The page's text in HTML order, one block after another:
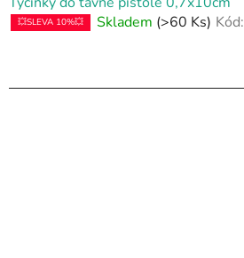
💥SLEVA 10%💥 Skladem (>60 Ks) Kód: